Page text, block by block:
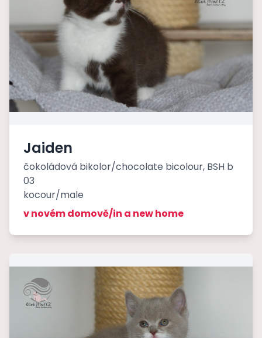
Jaiden
čokoládová bikolor/chocolate bicolour, BSH b
03
kocour/male
v novém domově/in a new home